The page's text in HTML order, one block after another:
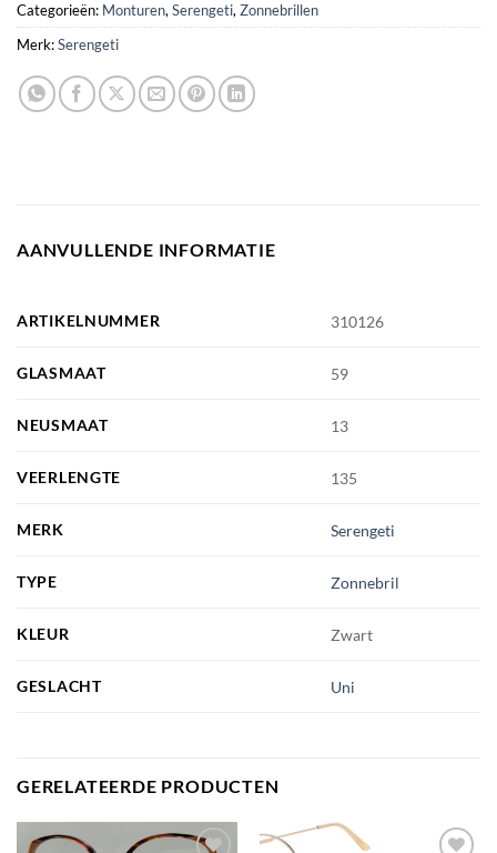
Categorieën: Monturen,Serengeti,Zonnebrillen
Merk:Serengeti
AANVULLENDE INFORMATIE
ARTIKELNUMMER 310126
GLASMAAT 59
NEUSMAAT 13
VEERLENGTE 135
MERK Serengeti
TYPE Zonnebril
KLEUR Zwart
GESLACHT Uni
GERELATEERDE PRODUCTEN